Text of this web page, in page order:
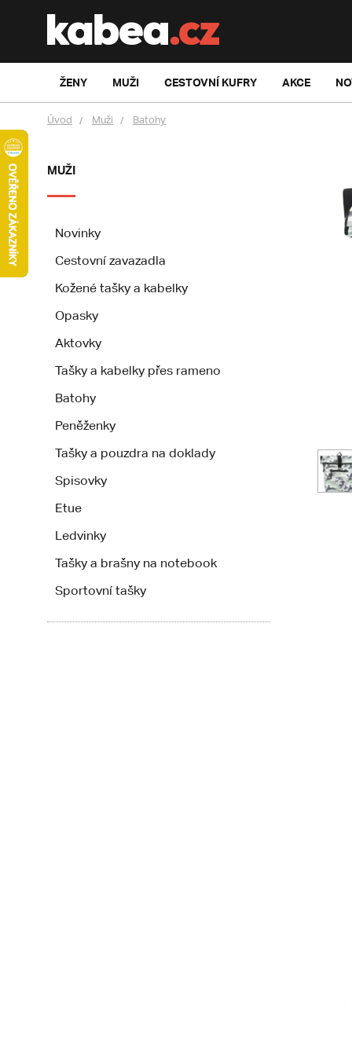
ŽENY MUŽI CESTOVNÍ KUFRY AKCE
Úvod Muži Batohy
MUŽI
Novinky
Cestovní zavazadla
Kožené tašky a kabelky
Opasky
Aktovky
Tašky a kabelky přes rameno
Batohy
Peněženky
Tašky a pouzdra na doklady
Spisovky
Etue
Ledvinky
Tašky a brašny na notebook
Sportovní tašky